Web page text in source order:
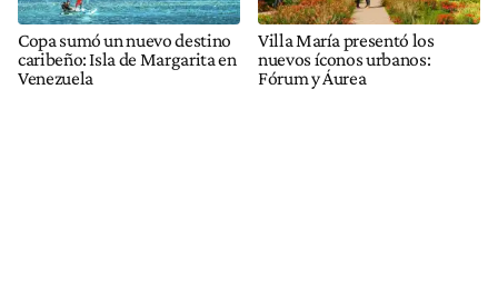
Copa sumó un nuevo destino
caribeño: Isla de Margarita en
Venezuela
Villa María presentó los
nuevos íconos urbanos:
Fórum y Áurea